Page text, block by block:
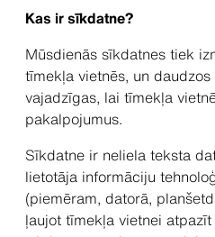
Kas ir sīkdatne?
Mūsdienās sīkdatnes tiek
tīmekļa vietnēs, un
vajadzīgas, lai tīmekļa
pakalpojumus.
Sīkdatne ir neliela teksta
lietotāja informāciju
(piemēram, datorā,
ļaujot tīmekļa vietnei